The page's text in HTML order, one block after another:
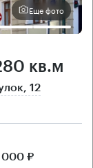
Еще фото
кв.м
12
000 ₽